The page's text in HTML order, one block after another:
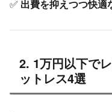
✅ 出費を抑えつつ快適
2. 1万円以下で
ットレス4選